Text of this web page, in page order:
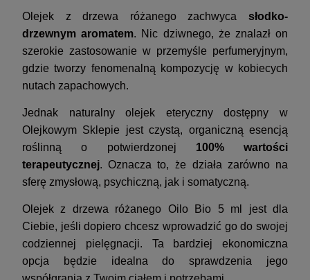
Olejek z drzewa różanego zachwyca słodko-
drzewnym aromatem. Nic dziwnego, że znalazł on
szerokie zastosowanie w przemyśle perfumeryjnym,
gdzie tworzy fenomenalną kompozycję w kobiecych
nutach zapachowych.
Jednak naturalny olejek eteryczny dostępny w
Olejkowym Sklepie jest czystą, organiczną esencją
roślinną o potwierdzonej 100% wartości
terapeutycznej. Oznacza to, że działa zarówno na
sferę zmysłową, psychiczną, jak i somatyczną.
Olejek z drzewa różanego Oilo Bio 5 ml jest dla
Ciebie, jeśli dopiero chcesz wprowadzić go do swojej
codziennej pielęgnacji. Ta bardziej ekonomiczna
opcja będzie idealna do sprawdzenia jego